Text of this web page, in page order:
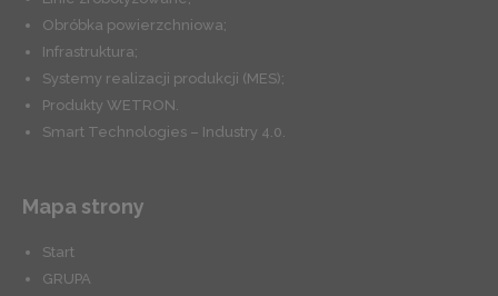
Obróbka powierzchniowa;
Infrastruktura;
Systemy realizacji produkcji (MES);
Produkty WETRON.
Smart Technologies – Industry 4.0.
Mapa strony
Start
GRUPA